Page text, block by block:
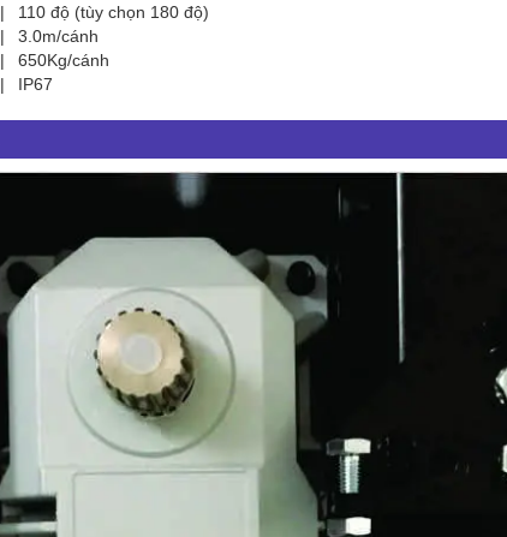
|
110 độ (tùy chọn 180 độ)
|
3.0m/cánh
|
650Kg/cánh
| IP67